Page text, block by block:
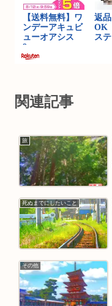
関連記事
旅
死ぬまでにしたいこと
その他